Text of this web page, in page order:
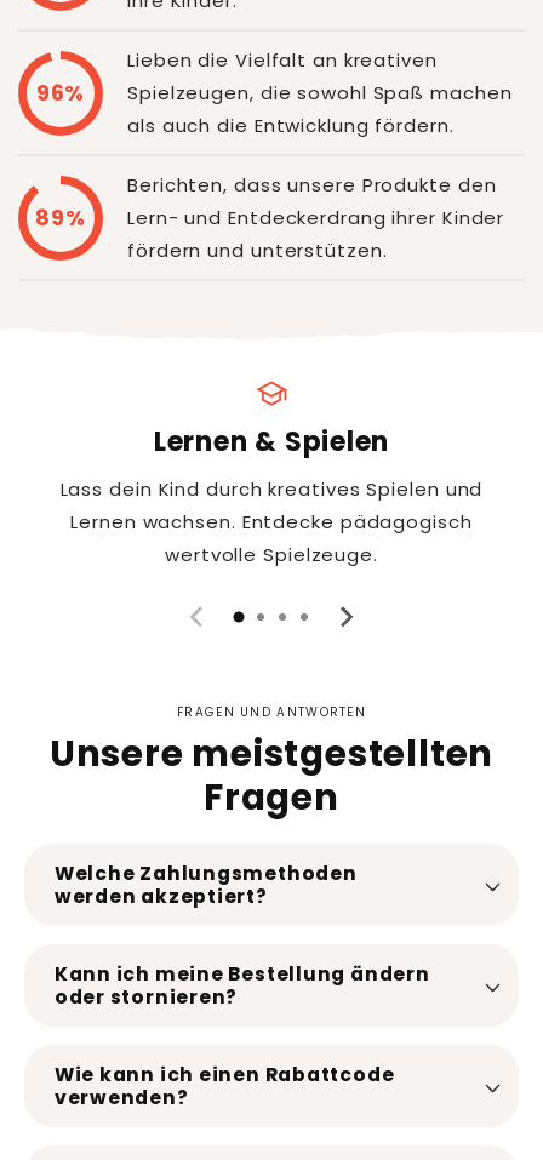
96%
Lieben die Vielfalt an kreativen
Spielzeugen, die sowohl Spaß machen
als auch die Entwicklung fördern.
89%
Berichten, dass unsere Produkte den
Lern- und Entdeckerdrang ihrer Kinder
fördern und unterstützen.
school
Lernen & Spielen
Lass dein Kind durch kreatives Spielen und
Lernen wachsen. Entdecke pädagogisch
wertvolle Spielzeuge.
FRAGEN UND ANTWORTEN
Unsere meistgestellten
Fragen
Welche Zahlungsmethoden
werden akzeptiert?
Kann ich meine Bestellung ändern
oder stornieren?
Wie kann ich einen Rabattcode
verwenden?